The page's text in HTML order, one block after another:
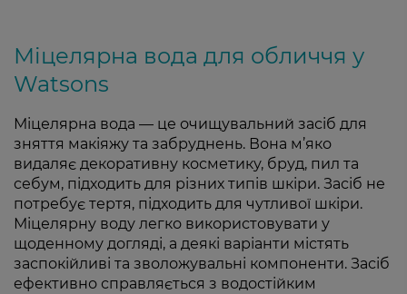
Міцелярна вода для обличчя у
Watsons
Міцелярна вода — це очищувальний засіб для
зняття макіяжу та забруднень. Вона м’яко
видаляє декоративну косметику, бруд, пил та
себум, підходить для різних типів шкіри. Засіб не
потребує тертя, підходить для чутливої шкіри.
Міцелярну воду легко використовувати у
щоденному догляді, а деякі варіанти містять
заспокійливі та зволожувальні компоненти. Засіб
ефективно справляється з водостійким